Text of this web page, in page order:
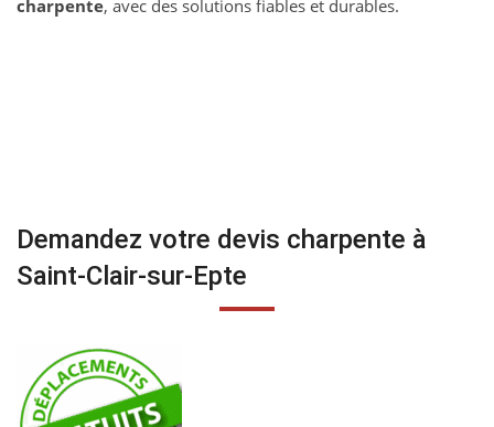
charpente, avec des solutions fiables et durables.
Demandez votre devis charpente à
Saint-Clair-sur-Epte